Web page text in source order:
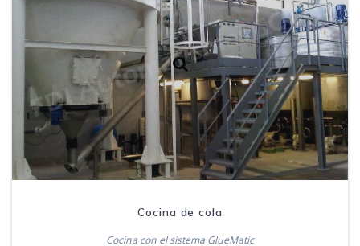
Cocina de cola
Cocina con el sistema GlueMatic